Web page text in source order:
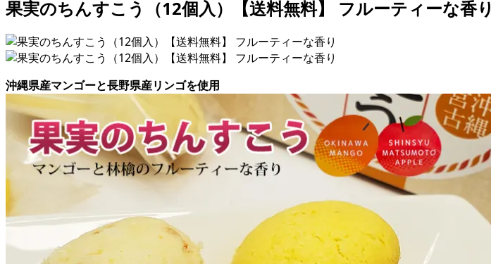
果実のちんすこう（12個入）【送料無料】 フルーティーな香り
沖縄県産マンゴーと長野県産リンゴを使用